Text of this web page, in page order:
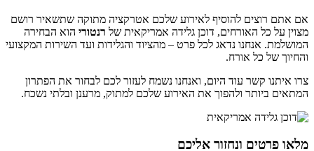
אם אתם רוצים להוסיף לאירוע שלכם אטרקציה מתוקה שתשאיר רושם
מצוין על כל האורחים, דוכן גלידה אמריקאית שלרנטוריהוא הבחירה
המושלמת. אנחנו נדאג לכל פרט – מהציוד והגלידות ועד השירות המקצועי
והחיוך של כל אורח.
צרו איתנו קשר עוד היום, ואנחנו נשמח לעזור לכם לבחור את הפתרון
המתאים ביותר ולהפוך את האירוע שלכם למתוק, מרענן ובלתי נשכח.
מלאו פרטים ונחזור אליכם